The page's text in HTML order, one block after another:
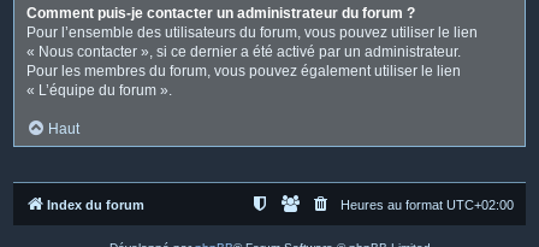
Comment puis-je contacter un administrateur du forum ?
Pour l’ensemble des utilisateurs du forum, vous pouvez utiliser le lien
« Nous contacter », si ce dernier a été activé par un administrateur.
Pour les membres du forum, vous pouvez également utiliser le lien
« L’équipe du forum ».
Haut
Index du forum Heures au format UTC+02:00